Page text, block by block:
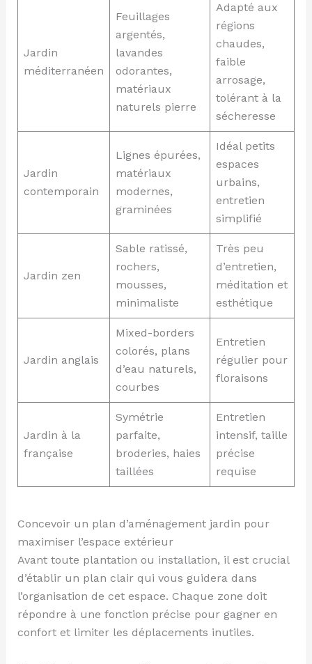
Jardin
méditerranéen
Feuillages
argentés,
lavandes
odorantes,
matériaux
naturels pierre
Adapté aux
régions
chaudes,
faible
arrosage,
tolérant à la
sécheresse
Jardin
contemporain
Lignes épurées,
matériaux
modernes,
graminées
Idéal petits
espaces
urbains,
entretien
simplifié
Jardin zen
Sable ratissé,
rochers,
mousses,
minimaliste
Très peu
d’entretien,
méditation et
esthétique
Jardin anglais
Mixed-borders
colorés, plans
d’eau naturels,
courbes
Entretien
régulier pour
floraisons
Jardin à la
française
Symétrie
parfaite,
broderies, haies
taillées
Entretien
intensif, taille
précise
requise
Concevoir un plan d’aménagement jardin pour
maximiser l’espace extérieur
Avant toute plantation ou installation, il est crucial
d’établir un plan clair qui vous guidera dans
l’organisation de cet espace. Chaque zone doit
répondre à une fonction précise pour gagner en
confort et limiter les déplacements inutiles.